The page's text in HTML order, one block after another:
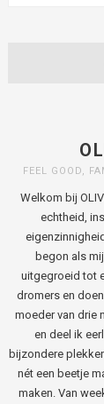
FEEL GOOD,
Welkom bij
echtheid,
begon als
uitgegroeid tot
dromers en
moeder van drie
en deel ik
bijzondere
nét een beetje
maken. Van